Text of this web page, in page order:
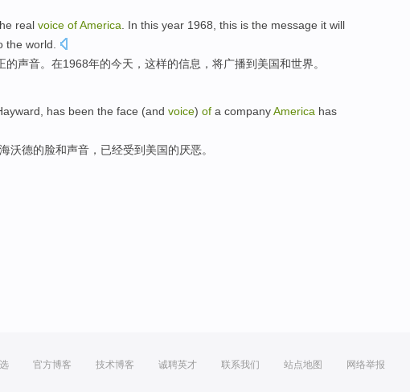
real voice ofAmerica In this year 1968, this is the message it will
the world
的声音。 在1968年的今天， 这样的信息 ， 将广播到 美国和世界。
has been the face (and voice) of a companyAmerica has
海沃德的脸和声音 ， 已经受到 美国的厌恶。
官方博客 技术博客 诚聘英才 联系我们 站点地图 网络举报